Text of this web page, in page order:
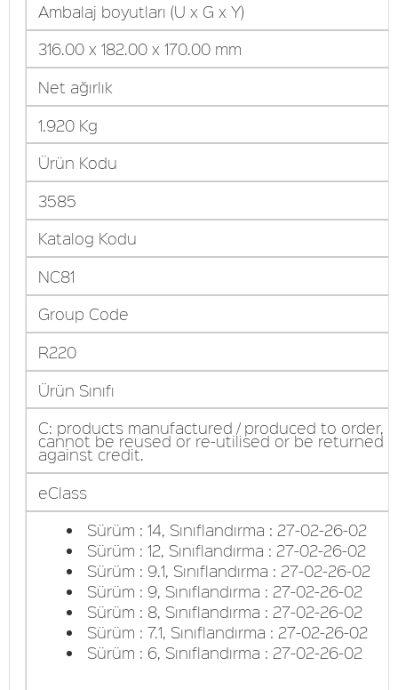
Ambalaj boyutları (U x G x Y)
316.00 x 182.00 x 170.00 mm
Net ağırlık
1.920 Kg
Ürün Kodu
3585
Katalog Kodu
NC81
Group Code
R220
Ürün Sınıfı
C: products manufactured / produced to order,
cannot be reused or re-utilised or be returned
against credit.
eClass
Sürüm : 14, Sınıflandırma : 27-02-26-02
Sürüm : 12, Sınıflandırma : 27-02-26-02
Sürüm : 9.1, Sınıflandırma : 27-02-26-02
Sürüm : 9, Sınıflandırma : 27-02-26-02
Sürüm : 8, Sınıflandırma : 27-02-26-02
Sürüm : 7.1, Sınıflandırma : 27-02-26-02
Sürüm : 6, Sınıflandırma : 27-02-26-02